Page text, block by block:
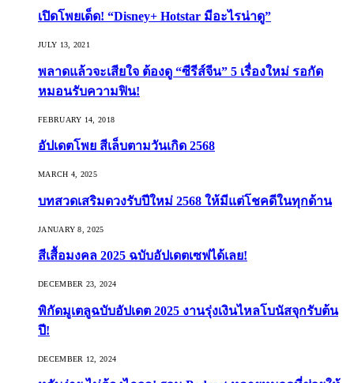
เปิดโพยเด็ด! “Disney+ Hotstar มีอะไรน่าดู”
JULY 13, 2021
พลาดแล้วจะเสียใจ ต้องดู “ซีรีส์จีน” 5 เรื่องใหม่ รอกัด
หมอนรับความฟิน!
FEBRUARY 14, 2018
อัปเดตโพย สีเล็บตามวันเกิด 2568
MARCH 4, 2025
บทสวดเสริมดวงรับปีใหม่ 2568 ให้มีแต่โชคดีในทุกด้าน
JANUARY 8, 2025
สีเสื้อมงคล 2025 ฉบับอัปเดตเซฟได้เลย!
DECEMBER 23, 2024
พิกัดมูเตลูฉบับอัปเดต 2025 งานรุ่งเงินไหลโบนัสจุกรับต้น
ปี!
DECEMBER 12, 2024